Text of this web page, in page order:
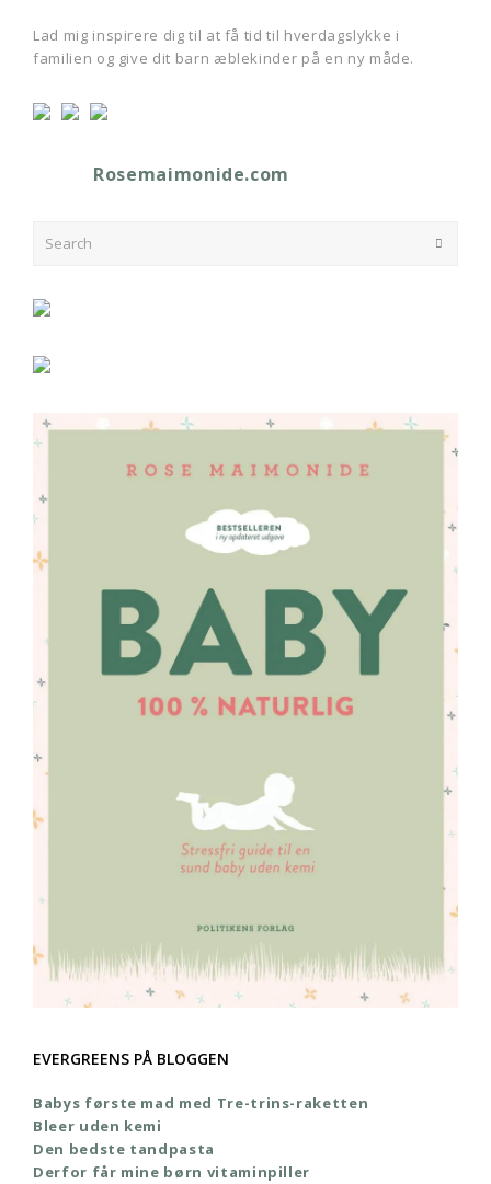
Lad mig inspirere dig til at få tid til hverdagslykke i
familien og give dit barn æblekinder på en ny måde.
Rosemaimonide.com
EVERGREENS PÅ BLOGGEN
Babys første mad med Tre-trins-raketten
Bleer uden kemi
Den bedste tandpasta
Derfor får mine børn vitaminpiller